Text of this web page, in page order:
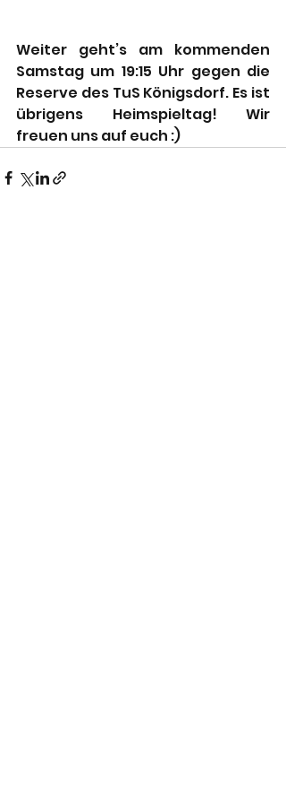
Weiter geht’s am kommenden
Samstag um 19:15 Uhr gegen die
Reserve des TuS Königsdorf. Es ist
übrigens Heimspieltag! Wir
freuen uns auf euch :)